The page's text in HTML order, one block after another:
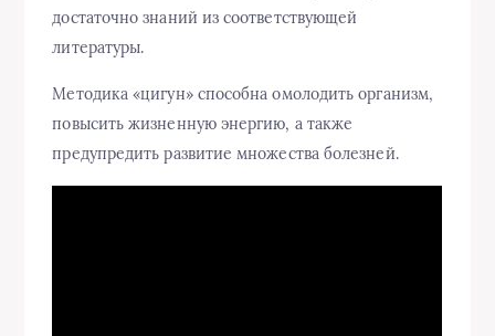
достаточно знаний из соответствующей
литературы.
Методика «цигун» способна омолодить организм,
повысить жизненную энергию, а также
предупредить развитие множества болезней.